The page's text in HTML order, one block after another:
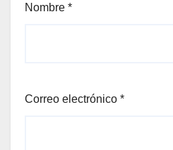
Nombre *
Correo electrónico *